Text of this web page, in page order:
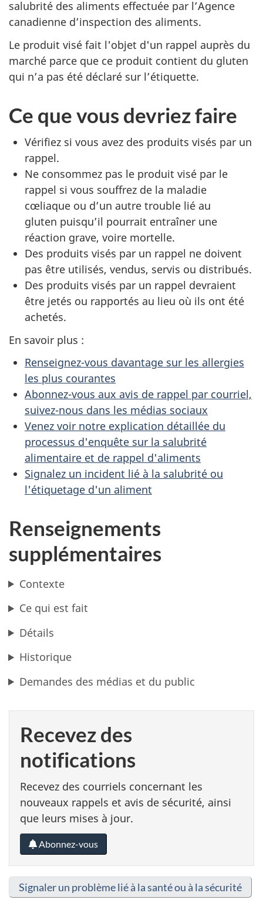
salubrité des aliments effectuée par l’Agence
canadienne d’inspection des aliments.
Le produit visé fait l'objet d'un rappel auprès du
marché parce que ce produit contient du gluten
qui n’a pas été déclaré sur l’étiquette.
Ce que vous devriez faire
Vérifiez si vous avez des produits visés par un
rappel.
Ne consommez pas le produit visé par le
rappel si vous souffrez de la maladie
cœliaque ou d’un autre trouble lié au
gluten puisqu’il pourrait entraîner une
réaction grave, voire mortelle.
Des produits visés par un rappel ne doivent
pas être utilisés, vendus, servis ou distribués.
Des produits visés par un rappel devraient
être jetés ou rapportés au lieu où ils ont été
achetés.
En savoir plus :
Renseignez-vous davantage sur les allergies
les plus courantes
Abonnez-vous aux avis de rappel par courriel,
suivez-nous dans les médias sociaux
Venez voir notre explication détaillée du
processus d'enquête sur la salubrité
alimentaire et de rappel d'aliments
Signalez un incident lié à la salubrité ou
l'étiquetage d'un aliment
Renseignements
supplémentaires
Contexte
Ce qui est fait
Détails
Historique
Demandes des médias et du public
Recevez des
notifications
Recevez des courriels concernant les
nouveaux rappels et avis de sécurité, ainsi
que leurs mises à jour.
Abonnez-vous
Signaler un problème lié à la santé ou à la sécurité